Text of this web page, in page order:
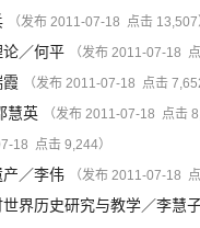
（发布 2011-07-18 点击 13,507
／何平 （发布 2011-07-18
（发布 2011-07-18 点击
慧英 （发布 2011-07-18 点击
18 点击 9,244）
／李伟 （发布 2011-07-18
界历史研究与教学／李慧